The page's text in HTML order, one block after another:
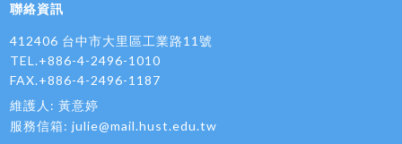
聯絡資訊
412406 台中市大里區工業路11號
TEL.+886-4-2496-1010
FAX.+886-4-2496-1187
維護人: 黃意婷
服務信箱:julie@mail.hust.edu.tw